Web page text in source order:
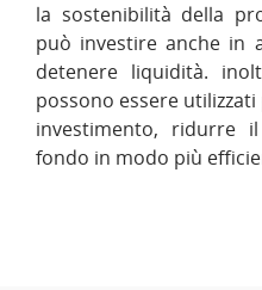
la sostenibilità della
può investire anche in
detenere liquidità.
possono essere
investimento, ridurre
fondo in modo più